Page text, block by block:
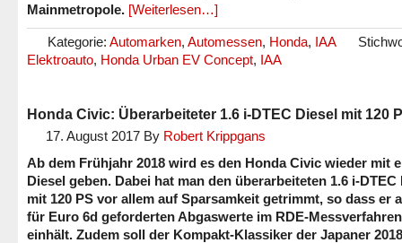
Mainmetropole. [Weiterlesen…]
Kategorie: Automarken, Automessen, Honda, IAA
Elektroauto, Honda Urban EV Concept, IAA
Honda Civic: Überarbeiteter 1.6 i-DTEC Diesel mit 120
17. August 2017 By Robert Krippgans
Ab dem Frühjahr 2018 wird es den Honda Civic wieder mit
Diesel geben. Dabei hat man den überarbeiteten 1.6 i-DTEC
mit 120 PS vor allem auf Sparsamkeit getrimmt, so dass er
für Euro 6d geforderten Abgaswerte im RDE-Messverfahren
einhält. Zudem soll der Kompakt-Klassiker der Japaner